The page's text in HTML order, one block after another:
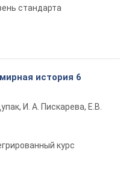
стандарта
история 6
И. А. Пискарева, Е.В.
курс